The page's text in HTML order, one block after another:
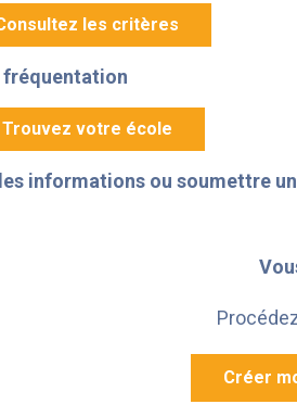
les critères
fréquentation
Trouvez votre école
informations ou soumettre
Créer